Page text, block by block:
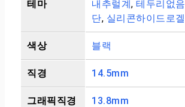
테마 내추럴계, 테두리없음
단, 실리콘하이드로겔
색상 블랙
직경 14.5mm
그래픽직경 13.8mm